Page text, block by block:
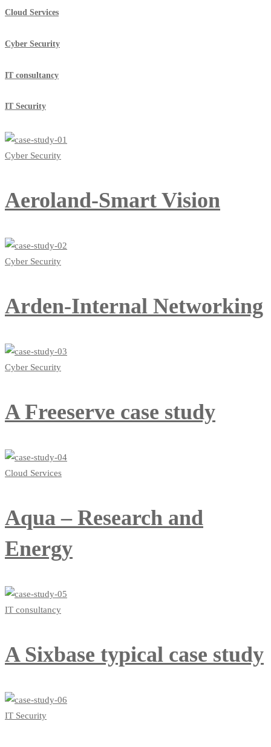
Cloud Services
Cyber Security
IT consultancy
IT Security
Cyber Security
Aeroland-Smart Vision
Cyber Security
Arden-Internal Networking
Cyber Security
A Freeserve case study
Cloud Services
Aqua – Research and
Energy
IT consultancy
A Sixbase typical case study
IT Security